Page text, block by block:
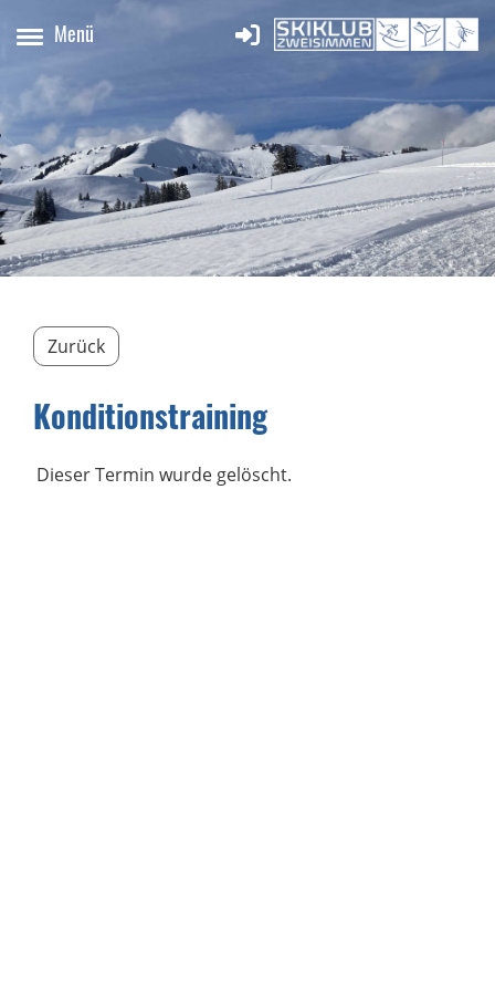
Menü
Zurück
Konditionstraining
Dieser Termin wurde gelöscht.